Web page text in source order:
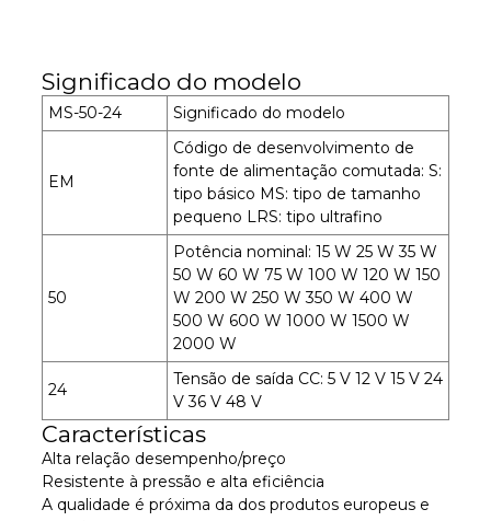
Significado do modelo
MS-50-24 Significado do modelo
EM
Código de desenvolvimento de
fonte de alimentação comutada: S:
tipo básico MS: tipo de tamanho
pequeno LRS: tipo ultrafino
50
Potência nominal: 15 W 25 W 35 W
50 W 60 W 75 W 100 W 120 W 150
W 200 W 250 W 350 W 400 W
500 W 600 W 1000 W 1500 W
2000 W
24
Tensão de saída CC: 5 V 12 V 15 V 24
V 36 V 48 V
Características
Alta relação desempenho/preço
Resistente à pressão e alta eficiência
A qualidade é próxima da dos produtos europeus e